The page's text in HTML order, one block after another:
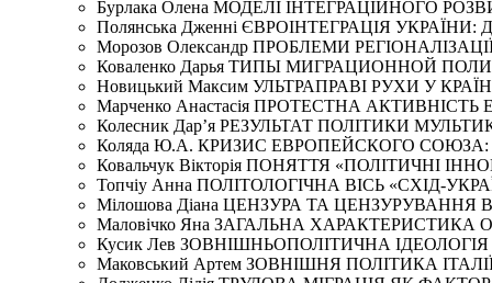
Бурлака Олена МОДЕЛІ ІНТЕГРАЦІЙНОГО
Полянська Дженні ЄВРОІНТЕГРАЦІЯ
Морозов Олександр ПРОБЛЕМИ
Коваленко Дарья ТИПЫ МИГРАЦИОННОЙ
Новицький Максим УЛЬТРАПРАВІ РУХИ У
Марченко Анастасія ПРОТЕСТНА
Колесник Дар’я РЕЗУЛЬТАТ ПОЛІТИКИ
Коляда Ю.А. КРИЗИС ЕВРОПЕЙСКОГО
Ковальчук Вікторія ПОНЯТТЯ «ПОЛІТИЧНІ
Топчiу Анна ПОЛІТОЛОГІЧНА ВІСЬ «СХІД-
Мілошова Діана ЦЕНЗУРА ТА ЦЕНЗУРУВАННЯ
Маловічко Яна ЗАГАЛЬНА
Кусик Лев ЗОВНІШНЬОПОЛІТИЧНА
Маковський Артем ЗОВНІШНЯ ПОЛІТИКА